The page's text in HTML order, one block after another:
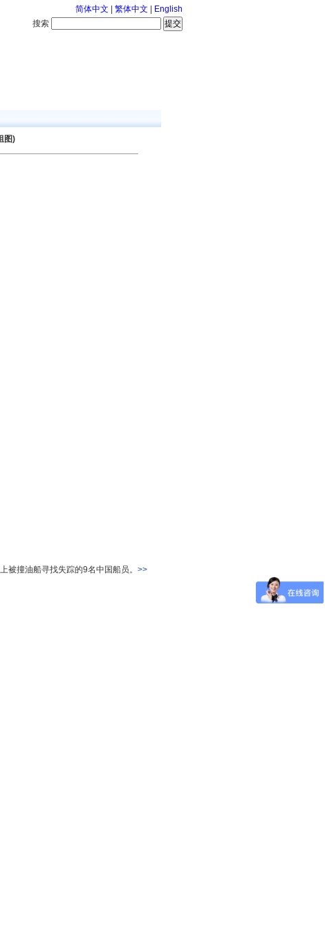
简体中文 繁体中文
English
搜索
图)
被撞油船寻找失踪的9名中国船员。 >>